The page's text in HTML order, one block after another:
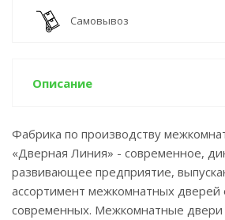
Самовывоз
Описание
Фабрика по производству
«Дверная Линия» - современное,
развивающее предприятие,
ассортимент межкомнатных дверей
современных. Межкомнатные